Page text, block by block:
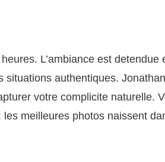
L’ambiance est detendue
situations authentiques.
votre complicite naturelle.
meilleures photos naissent